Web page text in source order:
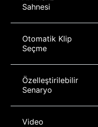
Sahnesi
Otomatik Klip
Seçme
Özelleştirilebilir
Senaryo
Video